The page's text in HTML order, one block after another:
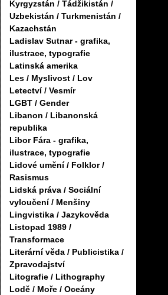
Kyrgyzstán / Tádžikistán /
Uzbekistán / Turkmenistán /
Kazachstán
Ladislav Sutnar - grafika,
ilustrace, typografie
Latinská amerika
Les / Myslivost / Lov
Letectví / Vesmír
LGBT / Gender
Libanon / Libanonská
republika
Libor Fára - grafika,
ilustrace, typografie
Lidové umění / Folklor /
Rasismus
Lidská práva / Sociální
vyloučení / Menšiny
Lingvistika / Jazykověda
Listopad 1989 /
Transformace
Literární věda / Publicistika /
Zpravodajství
Litografie / Lithography
Lodě / Moře / Oceány